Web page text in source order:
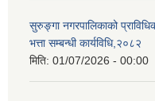
सुरुङ्गा नगरपालिकाको
भत्ता सम्बन्धी कार्यविधि,२०८२
मिति: 01/07/2026 - 00:00